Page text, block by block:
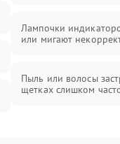
Лампочки
или мигают
Пыль или волосы
щетках слишком